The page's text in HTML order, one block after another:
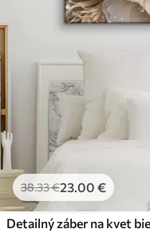
38.33€23.00 €